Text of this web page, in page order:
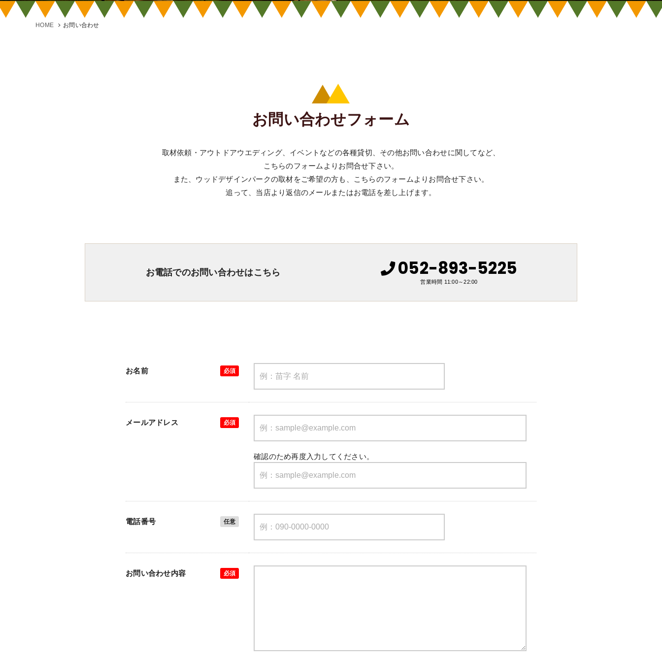
HOME お問い合わせ
お問い合わせフォーム
取材依頼・アウトドアウエディング、イベントなどの各種貸切、その他お問い合わせに関してなど、
こちらのフォームよりお問合せ下さい。
また、ウッドデザインパークの取材をご希望の方も、こちらのフォームよりお問合せ下さい。
追って、当店より返信のメールまたはお電話を差し上げます。
お電話でのお問い合わせはこちら 052-893-5225
営業時間 11:00～22:00
お名前 必須
メールアドレス 必須
確認のため再度入力してください。
電話番号 任意
お問い合わせ内容 必須